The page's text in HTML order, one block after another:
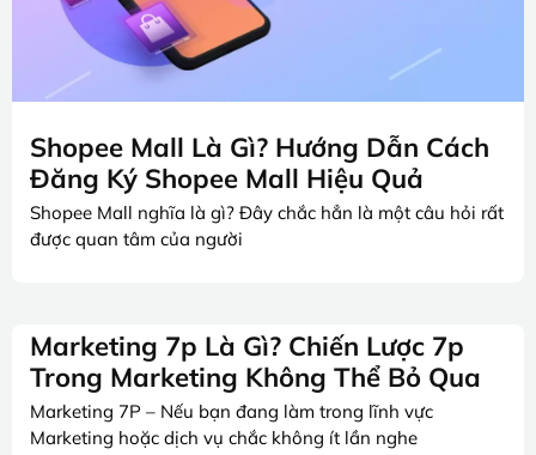
Shopee Mall Là Gì? Hướng Dẫn Cách
Đăng Ký Shopee Mall Hiệu Quả
Shopee Mall nghĩa là gì? Đây chắc hẳn là một câu hỏi rất
được quan tâm của người
Marketing 7p Là Gì? Chiến Lược 7p
Trong Marketing Không Thể Bỏ Qua
Marketing 7P – Nếu bạn đang làm trong lĩnh vực
Marketing hoặc dịch vụ chắc không ít lần nghe